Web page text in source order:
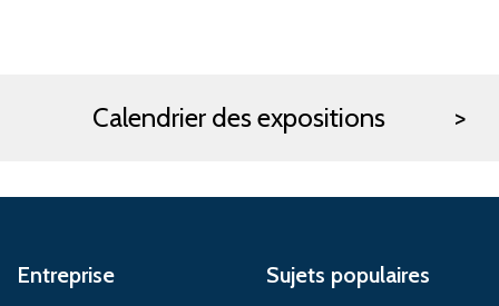
Calendrier des expositions
Entreprise Sujets populaires